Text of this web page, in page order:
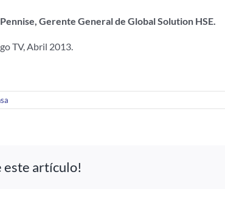
Gerente General de Global Solution HSE.
TV, Abril 2013.
este artículo!